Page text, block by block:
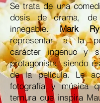
Se trata de una
dosis de drama, de
innegable.Mark
representar a la
carácter ingenuo y
protagonista, siendo
de la película. Le
fotografía y música
ternura que inspira